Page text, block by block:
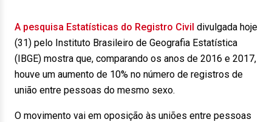
A pesquisa Estatísticas do Registro Civil divulgada hoje
(31) pelo Instituto Brasileiro de Geografia Estatística
(IBGE) mostra que, comparando os anos de 2016 e 2017,
houve um aumento de 10% no número de registros de
união entre pessoas do mesmo sexo.
O movimento vai em oposição às uniões entre pessoas